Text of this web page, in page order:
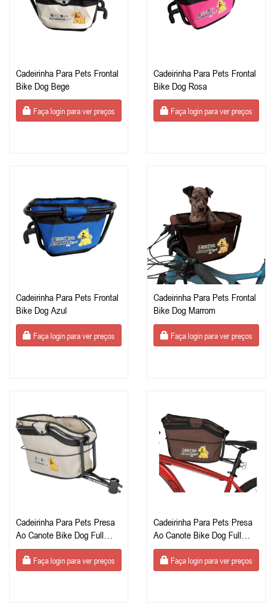
Cadeirinha Para Pets Frontal
Bike Dog Bege
Faça login para ver preços
Cadeirinha Para Pets Frontal
Bike Dog Rosa
Faça login para ver preços
Cadeirinha Para Pets Frontal
Bike Dog Azul
Faça login para ver preços
Cadeirinha Para Pets Frontal
Bike Dog Marrom
Faça login para ver preços
Cadeirinha Para Pets Presa
Ao Canote Bike Dog Full
Bege
Faça login para ver preços
Cadeirinha Para Pets Presa
Ao Canote Bike Dog Full
Marrom
Faça login para ver preços